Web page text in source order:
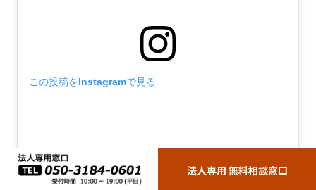
この投稿をInstagramで見る
法人専用 無料相談窓口